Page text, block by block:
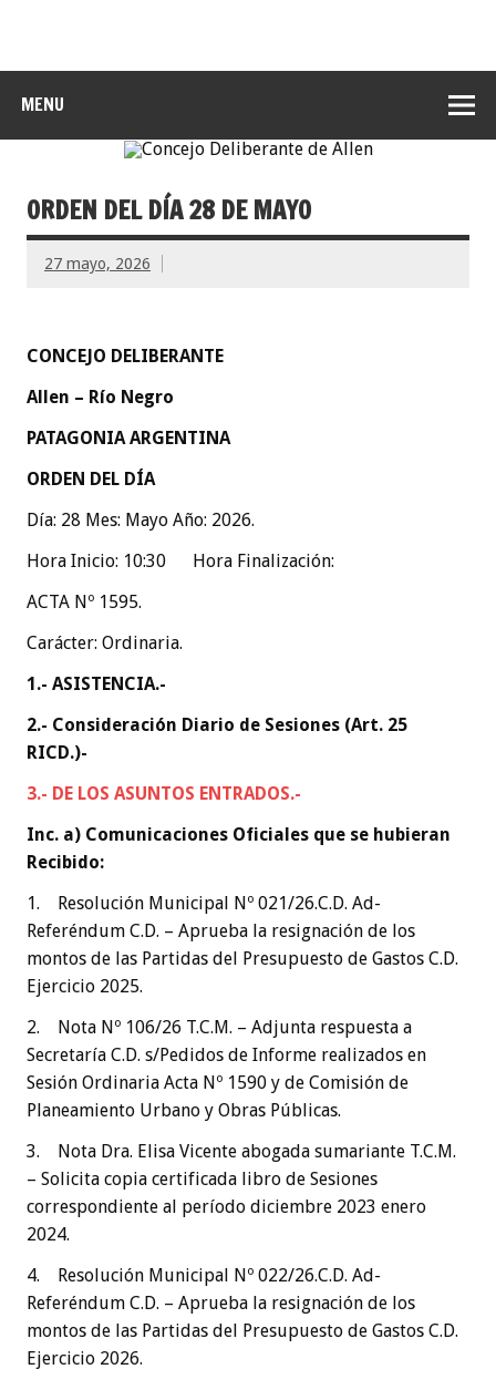
MENU
ORDEN DEL DÍA 28 DE MAYO
27 mayo, 2026
CONCEJO DELIBERANTE
Allen – Río Negro
PATAGONIA ARGENTINA
ORDEN DEL DÍA
Día: 28 Mes: Mayo Año: 2026.
Hora Inicio: 10:30 Hora Finalización:
ACTA Nº 1595.
Carácter: Ordinaria.
1.- ASISTENCIA.-
2.- Consideración Diario de Sesiones (Art. 25
RICD.)-
3.- DE LOS ASUNTOS ENTRADOS.-
Inc. a) Comunicaciones Oficiales que se hubieran
Recibido:
1. Resolución Municipal Nº 021/26.C.D. Ad-
Referéndum C.D. – Aprueba la resignación de los
montos de las Partidas del Presupuesto de Gastos C.D.
Ejercicio 2025.
2. Nota Nº 106/26 T.C.M. – Adjunta respuesta a
Secretaría C.D. s/Pedidos de Informe realizados en
Sesión Ordinaria Acta Nº 1590 y de Comisión de
Planeamiento Urbano y Obras Públicas.
3. Nota Dra. Elisa Vicente abogada sumariante T.C.M.
– Solicita copia certificada libro de Sesiones
correspondiente al período diciembre 2023 enero
2024.
4. Resolución Municipal Nº 022/26.C.D. Ad-
Referéndum C.D. – Aprueba la resignación de los
montos de las Partidas del Presupuesto de Gastos C.D.
Ejercicio 2026.